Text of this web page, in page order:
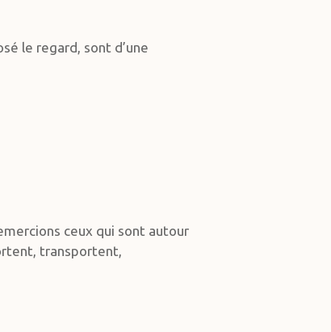
le regard, sont d’une
ceux qui sont autour
transportent,